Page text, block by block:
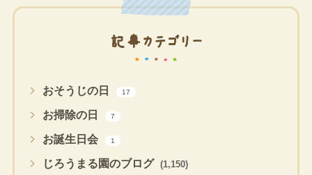
記事カテゴリー
おそうじの日 17
お掃除の日 7
お誕生日会 1
じろうまる園のブログ (1,150)